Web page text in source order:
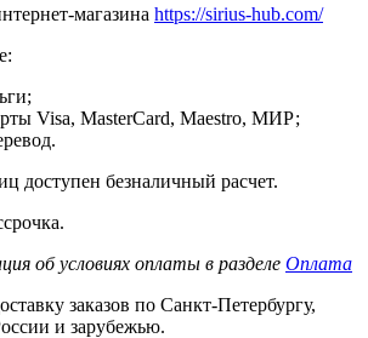
магазина https://sirius-hub.com/
Visa, MasterCard, Maestro, МИР;
доступен безналичный расчет.
об условиях оплаты в разделе Оплата
заказов по Санкт-Петербургу,
и зарубежью.